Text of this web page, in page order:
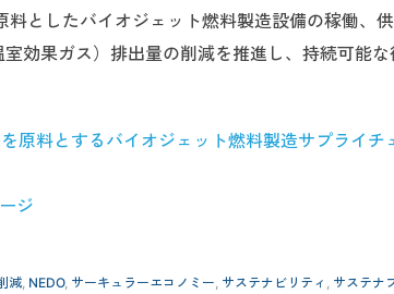
としたバイオジェット燃料製造設備の稼働、
効果ガス）排出量の削減を推進し、持続可能
を原料とするバイオジェット燃料製造サプライ
ジ
減, NEDO, サーキュラーエコノミー, サステナビリティ , サステナ